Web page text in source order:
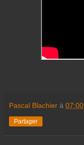
Pascal Blachier à 07:00
Partager